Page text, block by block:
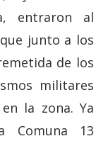
entraron al
junto a los
de los
militares
la zona. Ya
13